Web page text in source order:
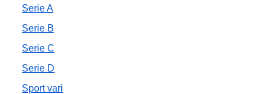
Serie A
Serie B
Serie C
Serie D
Sport vari